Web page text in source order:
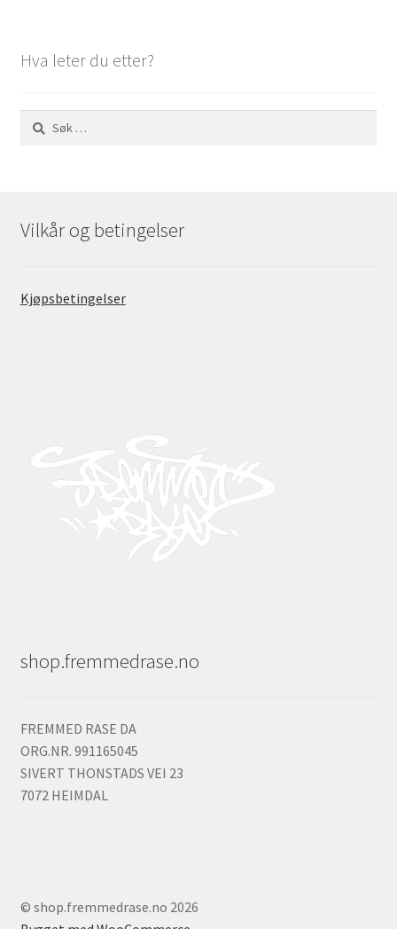
Hva leter du etter?
Søk
etter:
Vilkår og betingelser
Kjøpsbetingelser
shop.fremmedrase.no
FREMMED RASE DA
ORG.NR. 991165045
SIVERT THONSTADS VEI 23
7072 HEIMDAL
© shop.fremmedrase.no 2026